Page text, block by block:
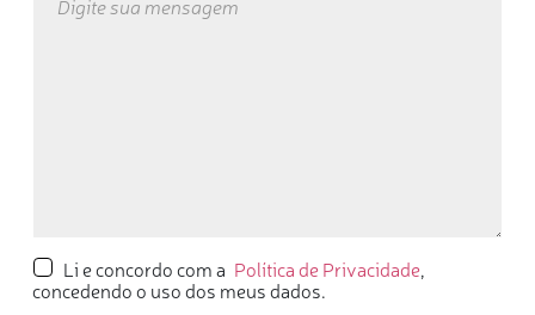
Li e concordo com a Política de Privacidade,
concedendo o uso dos meus dados.